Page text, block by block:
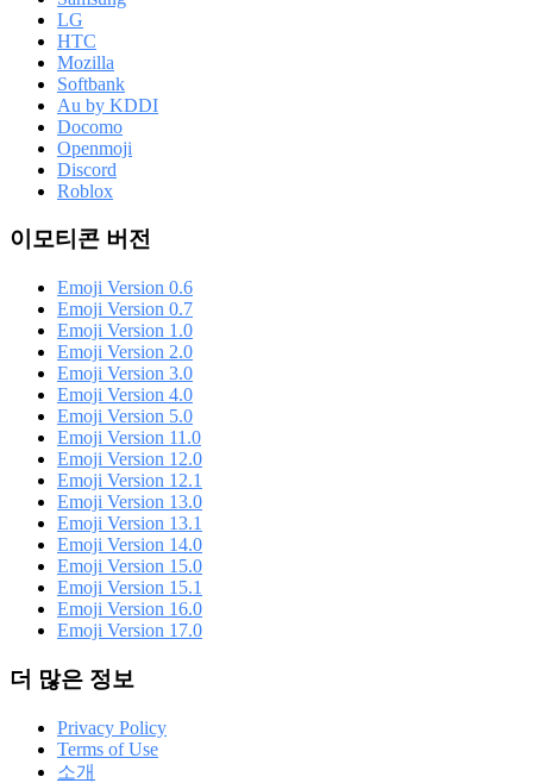
LG
HTC
Mozilla
Softbank
Au by KDDI
Docomo
Openmoji
Discord
Roblox
이모티콘 버전
Emoji Version 0.6
Emoji Version 0.7
Emoji Version 1.0
Emoji Version 2.0
Emoji Version 3.0
Emoji Version 4.0
Emoji Version 5.0
Emoji Version 11.0
Emoji Version 12.0
Emoji Version 12.1
Emoji Version 13.0
Emoji Version 13.1
Emoji Version 14.0
Emoji Version 15.0
Emoji Version 15.1
Emoji Version 16.0
Emoji Version 17.0
더 많은 정보
Privacy Policy
Terms of Use
소개